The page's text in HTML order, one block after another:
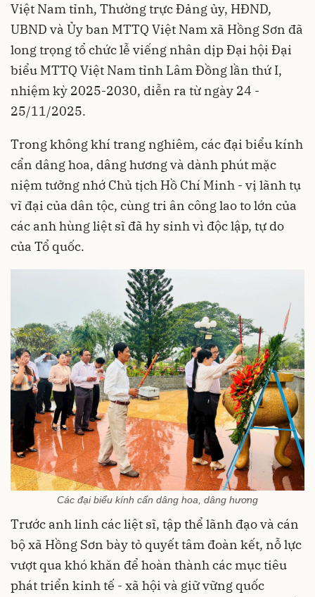
Việt Nam tỉnh, Thường trực Đảng ủy, HĐND,
UBND và Ủy ban MTTQ Việt Nam xã Hồng Sơn đã
long trọng tổ chức lễ viếng nhân dịp Đại hội Đại
biểu MTTQ Việt Nam tỉnh Lâm Đồng lần thứ I,
nhiệm kỳ 2025-2030, diễn ra từ ngày 24 -
25/11/2025.
Trong không khí trang nghiêm, các đại biểu kính
cẩn dâng hoa, dâng hương và dành phút mặc
niệm tưởng nhớ Chủ tịch Hồ Chí Minh - vị lãnh tụ
vĩ đại của dân tộc, cùng tri ân công lao to lớn của
các anh hùng liệt sĩ đã hy sinh vì độc lập, tự do
của Tổ quốc.
Các đại biểu kính cẩn dâng hoa, dâng hương
Trước anh linh các liệt sĩ, tập thể lãnh đạo và cán
bộ xã Hồng Sơn bày tỏ quyết tâm đoàn kết, nỗ lực
vượt qua khó khăn để hoàn thành các mục tiêu
phát triển kinh tế - xã hội và giữ vững quốc